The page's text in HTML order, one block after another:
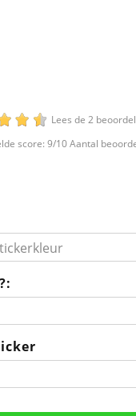
Lees de 2
score: 9/10 Aantal